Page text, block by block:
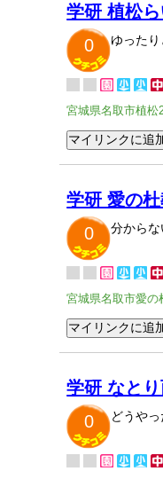
学研 植松
0
ゆった
宮城県名取市植松
学研 愛の
0
分から
宮城県名取市愛の
学研 なと
0
どうや